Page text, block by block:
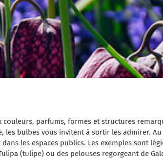
couleurs, parfums, formes et structures
les bulbes vous invitent à sortir les admirer.
les espaces publics. Les exemples sont
(tulipe) ou des pelouses regorgeant de